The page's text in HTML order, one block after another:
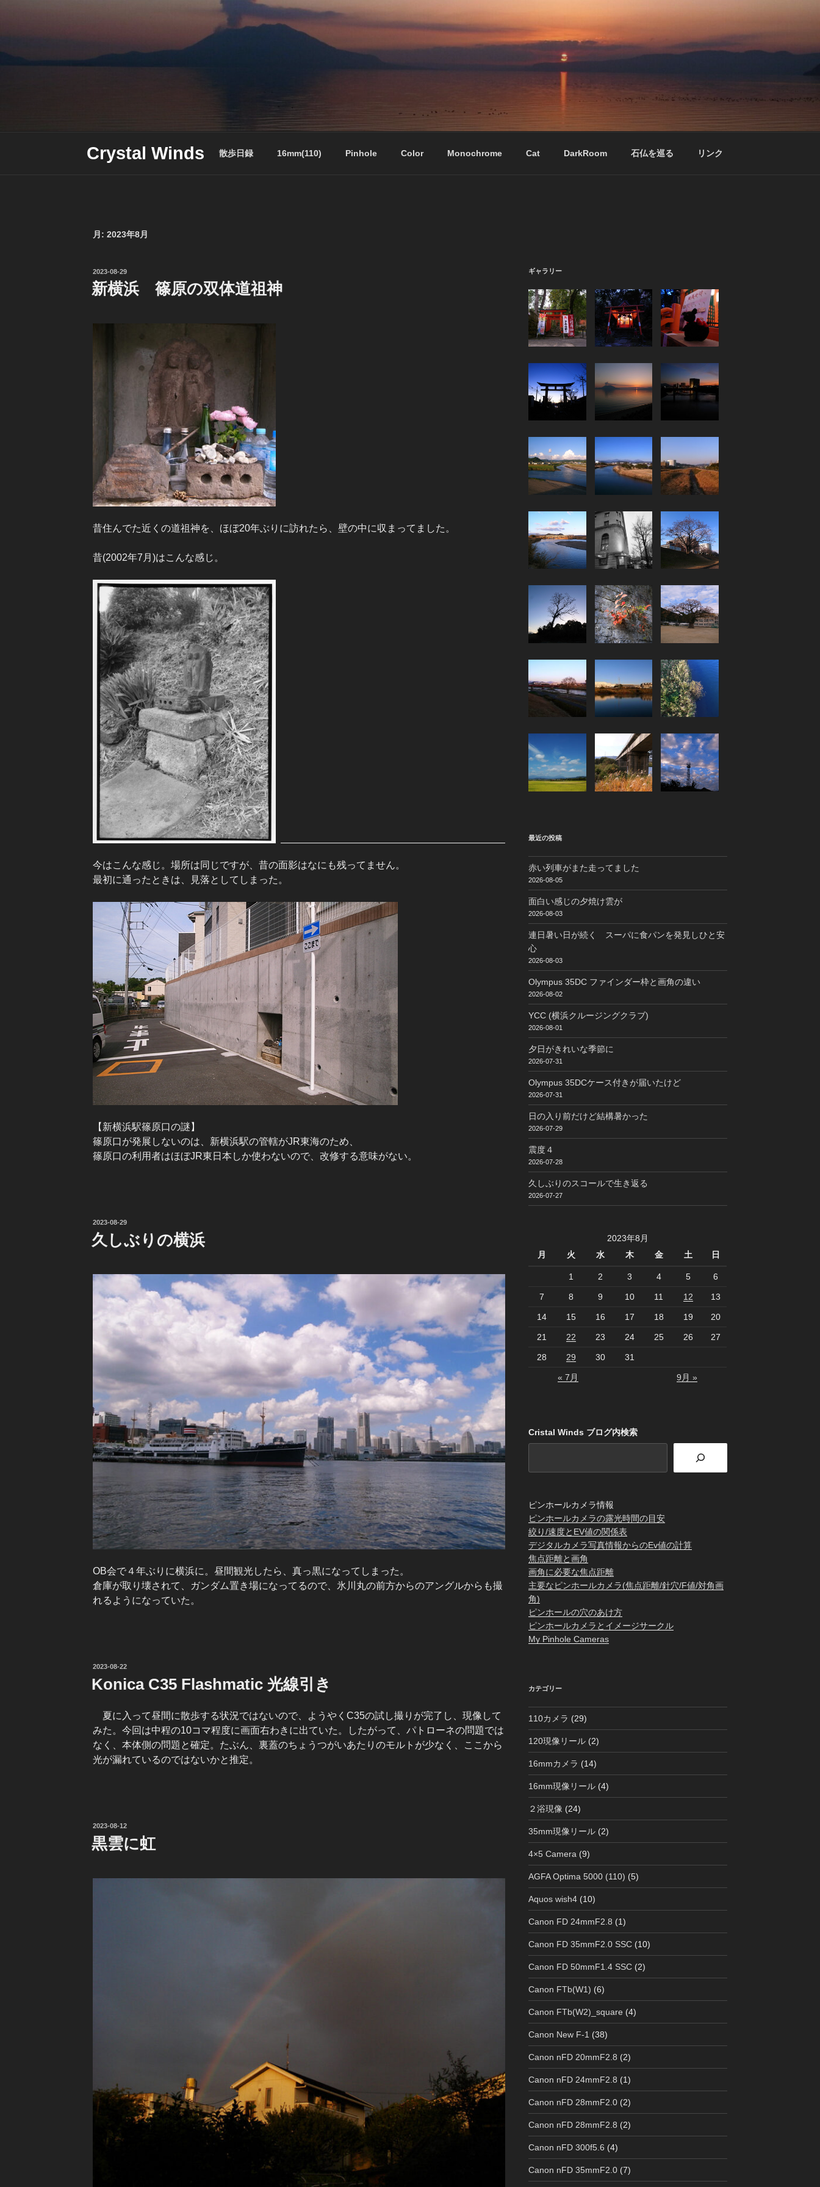
content
Crystal Winds 散歩日録 16mm(110) Pinhole Color Monochrome Cat DarkRoom 石仏を巡る リンク
月: 2023年8月
投
稿
日:
2023-08-29
新横浜 篠原の双体道祖神
昔住んでた近くの道祖神を、ほぼ20年ぶりに訪れたら、壁の中に収まってました。
昔(2002年7月)はこんな感じ。
今はこんな感じ。場所は同じですが、昔の面影はなにも残ってません。
最初に通ったときは、見落としてしまった。
【新横浜駅篠原口の謎】
篠原口が発展しないのは、新横浜駅の管轄がJR東海のため、
篠原口の利用者はほぼJR東日本しか使わないので、改修する意味がない。
投
稿
日:
2023-08-29
久しぶりの横浜
OB会で４年ぶりに横浜に。昼間観光したら、真っ黒になってしまった。
倉庫が取り壊されて、ガンダム置き場になってるので、氷川丸の前方からのアングルからも撮
れるようになっていた。
投
日:
2023-08-22
Konica C35 Flashmatic 光線引き
夏に入って昼間に散歩する状況ではないので、ようやくC35の試し撮りが完了し、現像して
みた。今回は中程の10コマ程度に画面右わきに出ていた。したがって、パトローネの問題では
なく、本体側の問題と確定。たぶん、裏蓋のちょうつがいあたりのモルトが少なく、ここから
光が漏れているのではないかと推定。
投
稿
日:
2023-08-12
黒雲に虹
ギャラリー
最近の投稿
赤い列車がまた走ってました
2026-08-05
面白い感じの夕焼け雲が
2026-08-03
連日暑い日が続く スーパに食パンを発見しひと安
心
2026-08-03
Olympus 35DC ファインダー枠と画角の違い
2026-08-02
YCC (横浜クルージングクラブ)
2026-08-01
夕日がきれいな季節に
2026-07-31
Olympus 35DCケース付きが届いたけど
2026-07-31
日の入り前だけど結構暑かった
2026-07-29
震度４
2026-07-28
久しぶりのスコールで生き返る
2026-07-27
2023年8月
月
火 水 木 金 土 日
1 2 3 4 5 6
7 8 9 10 11 12 13
14 15 16 17 18 19 20
21 22 23 24 25 26 27
28 29 30 31
« 7月 9月 »
Cristal Winds ブログ内検索
ピンホールカメラ情報
ピンホールカメラの露光時間の目安
絞り/速度とEV値の関係表
デジタルカメラ写真情報からのEv値の計算
焦点距離と画角
画角に必要な焦点距離
主要なピンホールカメラ(焦点距離/針穴/F値/対角画
角)
ピンホールの穴のあけ方
ピンホールカメラとイメージサークル
My Pinhole Cameras
カテゴリー
110カメラ (29)
120現像リール (2)
16mmカメラ (14)
16mm現像リール (4)
２浴現像 (24)
35mm現像リール (2)
4×5 Camera (9)
AGFA Optima 5000 (110) (5)
Aquos wish4 (10)
Canon FD 24mmF2.8 (1)
Canon FD 35mmF2.0 SSC (10)
Canon FD 50mmF1.4 SSC (2)
Canon FTb(W1) (6)
Canon FTb(W2)_square (4)
Canon New F-1 (38)
Canon nFD 20mmF2.8 (2)
Canon nFD 24mmF2.8 (1)
Canon nFD 28mmF2.0 (2)
Canon nFD 28mmF2.8 (2)
Canon nFD 300f5.6 (4)
Canon nFD 35mmF2.0 (7)